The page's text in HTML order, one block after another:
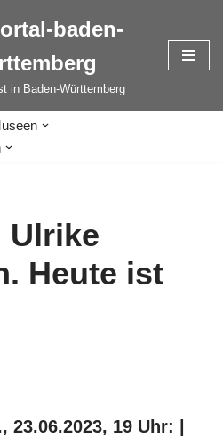
baden-
in Baden-Württemberg
Ulrike
Heute ist
23.06.2023, 19 Uhr: |